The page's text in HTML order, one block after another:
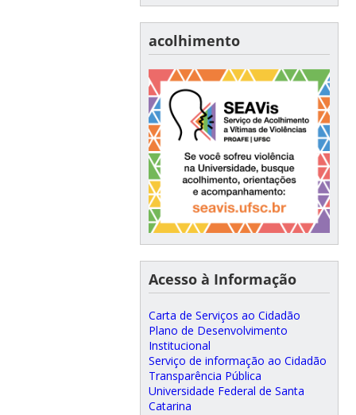
acolhimento
Acesso à Informação
Carta de Serviços ao Cidadão
Plano de Desenvolvimento
Institucional
Serviço de informação ao Cidadão
Transparência Pública
Universidade Federal de Santa
Catarina